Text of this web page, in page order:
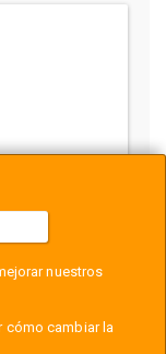
nuestros
cómo cambiar la